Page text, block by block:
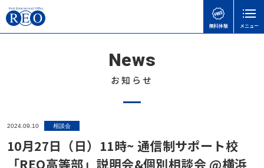
無料体験 メニュー
サポート内容
体験談
News
お知らせ
2024.09.10 相談会
10月27日（日）11時~ 通信制サポート校
「REO高等部」説明会&個別相談会 @横浜
子どもの接し方で
検 索
言い過ぎた後に親ができること
不登校の子どもに進路の話はいつする？親が知って
学習面・進路面で
検 索
える学校の特徴を解説
令和8年度から「情報」が必修に｜高卒認定試験の
親御さんのお悩みで
検 索
不登校のこどもの味方！自治体ごとの教育支援セン
ターの実際と活用事例